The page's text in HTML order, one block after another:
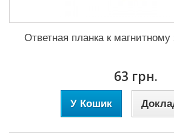
Ответная планка к
63 грн.
У Кошик